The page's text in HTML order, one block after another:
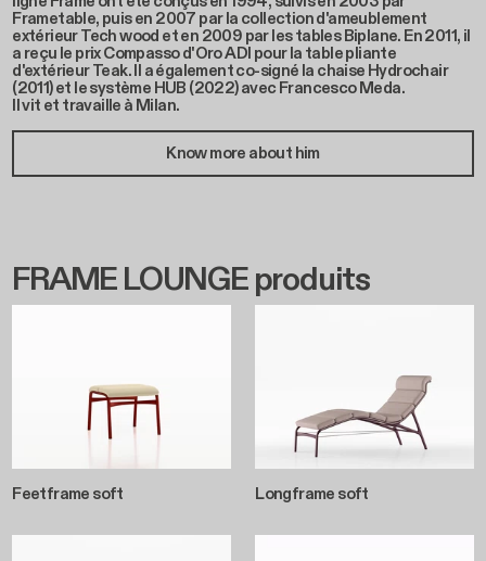
Frametable, puis en 2007 par la collection d'ameublement
extérieur Tech wood et en 2009 par les tables Biplane. En 2011, il
a reçu le prix Compasso d'Oro ADI pour la table pliante
d'extérieur Teak. Il a également co-signé la chaise Hydrochair
(2011) et le système HUB (2022) avec Francesco Meda.
Il vit et travaille à Milan.
Know more about him
FRAME LOUNGE produits
Feetframe soft Longframe soft